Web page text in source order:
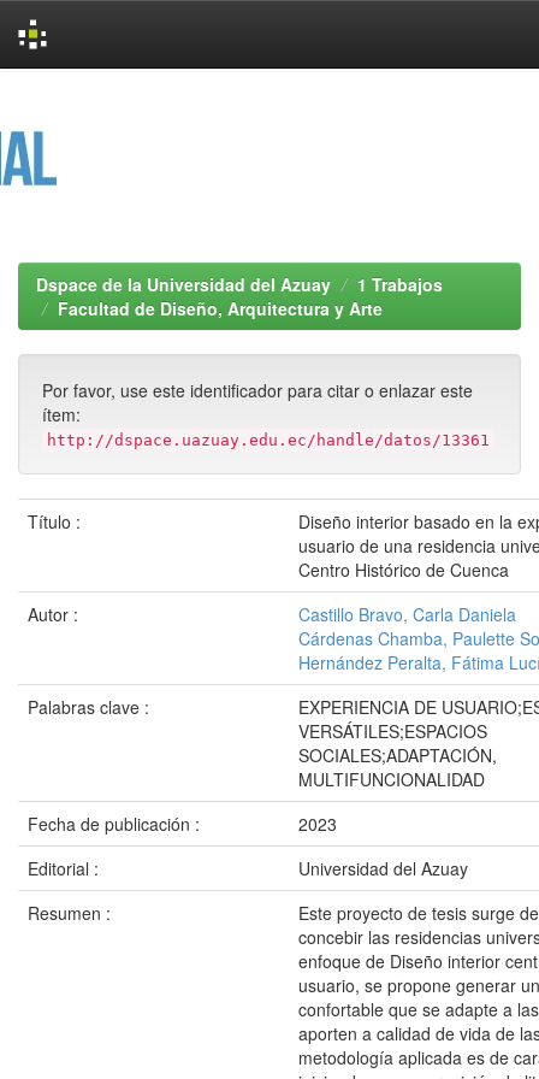
Dspace de la Universidad del Azuay
1 Trabajos
Facultad de Diseño, Arquitectura y Arte
Por favor, use este identificador para citar o enlazar este
ítem:
http://dspace.uazuay.edu.ec/handle/datos/13361
Título :
Diseño interior basado en la
usuario de una residencia
Centro Histórico de Cuenca
Autor :
Castillo Bravo, Carla Daniela
Cárdenas Chamba, Paulette
Hernández Peralta, Fátima
Palabras clave :
EXPERIENCIA DE
VERSÁTILES;ESPACIOS
SOCIALES;ADAPTACIÓN,
MULTIFUNCIONALIDAD
Fecha de publicación :
2023
Editorial :
Universidad del Azuay
Resumen :
Este proyecto de tesis surge
concebir las residencias
enfoque de Diseño interior
usuario, se propone generar
confortable que se adapte a
aporten a calidad de vida de
metodología aplicada es de